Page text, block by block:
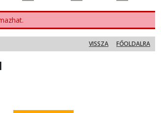
FŐOLDALRA
VISSZA